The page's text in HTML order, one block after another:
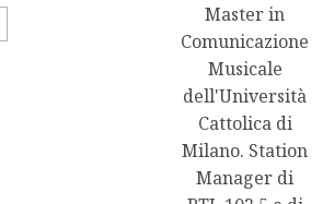
Master in
Comunicazione
Musicale
dell'Università
Cattolica di
Milano. Station
Manager di